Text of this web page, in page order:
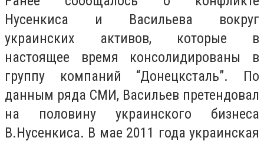
Нусенкиса и Васильева вокруг
украинских активов, которые в
настоящее время консолидированы в
группу компаний “Донецксталь”. По
данным ряда СМИ, Васильев претендовал
на половину украинского бизнеса
В.Нусенкиса. В мае 2011 года украинская